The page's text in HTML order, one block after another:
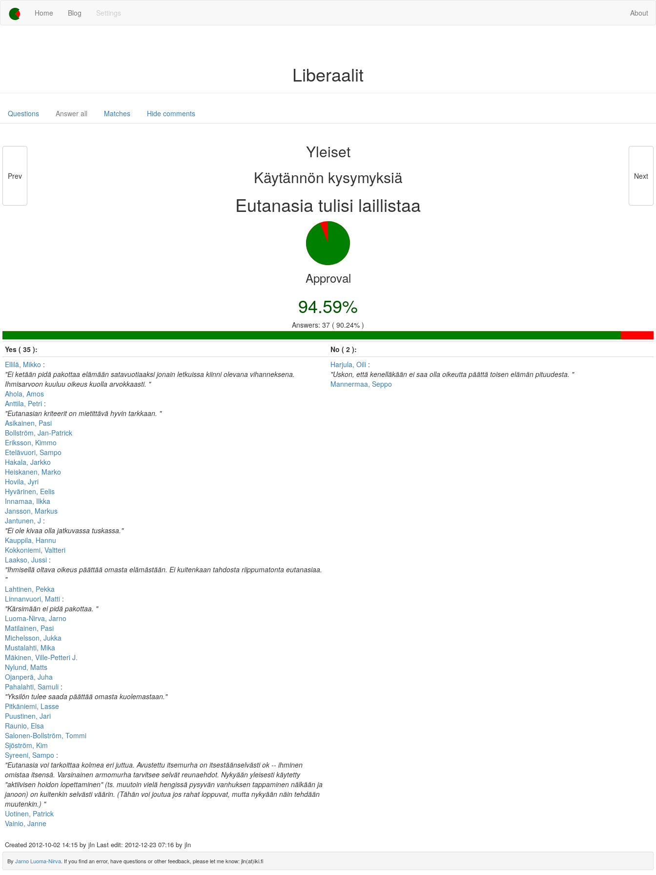
Home Blog Settings About
Liberaalit
Questions Answer all Matches Hide comments
Prev
Yleiset
Käytännön kysymyksiä
Eutanasia tulisi laillistaa
Next
Approval
94.59%
Answers: 37 ( 90.24% )
Yes ( 35 ):
No ( 2 ):
Ellilä, Mikko :
"Ei ketään pidä pakottaa elämään satavuotiaaksi jonain letkuissa kiinni olevana vihanneksena.
Ihmisarvoon kuuluu oikeus kuolla arvokkaasti. "
Ahola, Amos
Anttila, Petri :
"Eutanasian kriteerit on mietittävä hyvin tarkkaan. "
Asikainen, Pasi
Bollström, Jan-Patrick
Eriksson, Kimmo
Etelävuori, Sampo
Hakala, Jarkko
Heiskanen, Marko
Hovila, Jyri
Hyvärinen, Eelis
Innamaa, Ilkka
Jansson, Markus
Jantunen, J :
"Ei ole kivaa olla jatkuvassa tuskassa."
Kauppila, Hannu
Kokkoniemi, Valtteri
Laakso, Jussi :
"Ihmisellä oltava oikeus päättää omasta elämästään. Ei kuitenkaan tahdosta riippumatonta eutanasiaa.
"
Lahtinen, Pekka
Linnanvuori, Matti :
"Kärsimään ei pidä pakottaa. "
Luoma-Nirva, Jarno
Matilainen, Pasi
Michelsson, Jukka
Mustalahti, Mika
Mäkinen, Ville-Petteri J.
Nylund, Matts
Ojanperä, Juha
Pahalahti, Samuli :
"Yksilön tulee saada päättää omasta kuolemastaan."
Pitkäniemi, Lasse
Puustinen, Jari
Raunio, Elsa
Salonen-Bollström, Tommi
Sjöström, Kim
Syreeni, Sampo :
"Eutanasia voi tarkoittaa kolmea eri juttua. Avustettu itsemurha on itsestäänselvästi ok -- ihminen
omistaa itsensä. Varsinainen armomurha tarvitsee selvät reunaehdot. Nykyään yleisesti käytetty
"aktiivisen hoidon lopettaminen" (ts. muutoin vielä hengissä pysyvän vanhuksen tappaminen nälkään ja
janoon) on kuitenkin selvästi väärin. (Tähän voi joutua jos rahat loppuvat, mutta nykyään näin tehdään
muutenkin.) "
Uotinen, Patrick
Vainio, Janne
Harjula, Oili :
"Uskon, että kenelläkään ei saa olla oikeutta päättä toisen elämän pituudesta. "
Mannermaa, Seppo
Created 2012-10-02 14:15 by jln Last edit: 2012-12-23 07:16 by jln
By Jarno Luoma-Nirva. If you find an error, have questions or other feedback, please let me know: jln(at)iki.fi